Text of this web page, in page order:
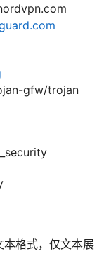
gfw/trojan
格式，仅文本展